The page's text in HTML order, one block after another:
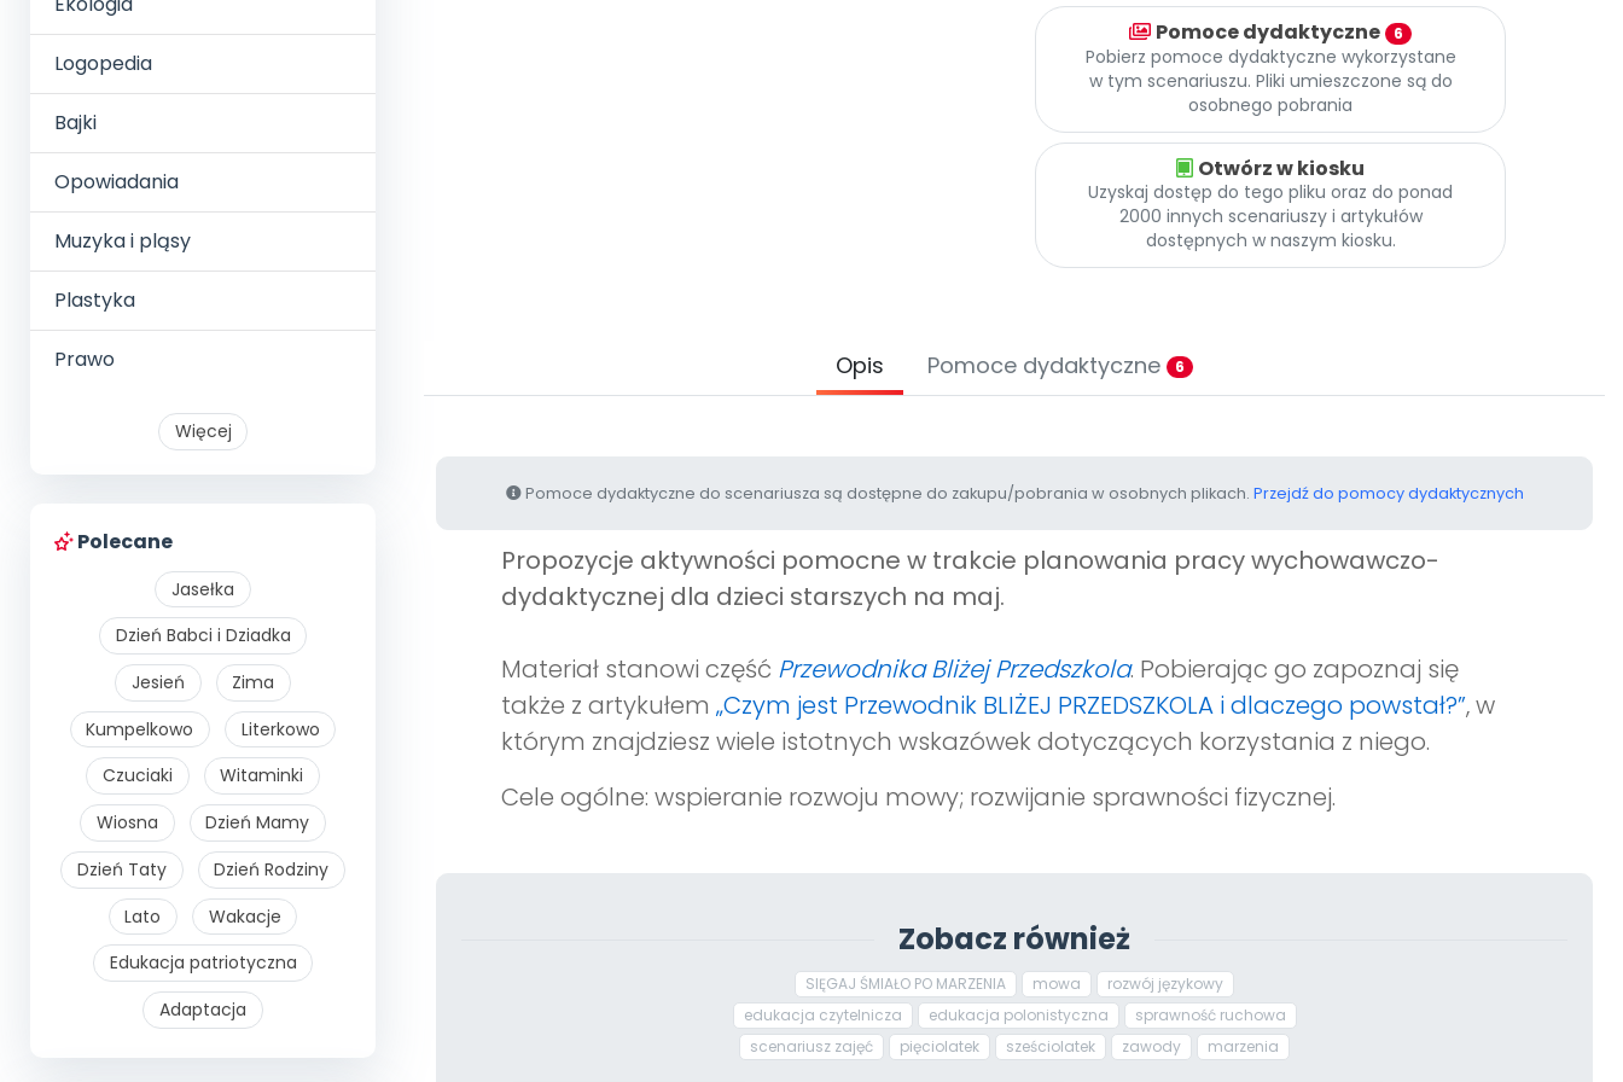
Logopedia
Bajki
Opowiadania
Muzyka i pląsy
Plastyka
Prawo
Więcej
Polecane
Jasełka
Dzień Babci i Dziadka
Jesień
Zima
Kumpelkowo
Literkowo
Czuciaki
Witaminki
Wiosna
Dzień Mamy
Dzień Taty
Dzień Rodziny
Lato
Wakacje
Edukacja patriotyczna
Adaptacja
Pomoce dydaktyczne 6
Pobierz pomoce dydaktyczne wykorzystane
w tym scenariuszu. Pliki umieszczone są do
osobnego pobrania
Otwórz w kiosku
Uzyskaj dostęp do tego pliku oraz do ponad
2000 innych scenariuszy i artykułów
dostępnych w naszym kiosku.
Opis Pomoce dydaktyczne 6
Pomoce dydaktyczne do scenariusza są dostępne do zakupu/pobrania w osobnych plikach. Przejdź do pomocy dydaktycznych
Propozycje aktywności pomocne w trakcie planowania pracy wychowawczo-
dydaktycznej dla dzieci starszych na maj.
Materiał stanowi część Przewodnika Bliżej Przedszkola. Pobierając go zapoznaj się
także z artykułem „Czym jest Przewodnik BLIŻEJ PRZEDSZKOLA i dlaczego powstał?”, w
którym znajdziesz wiele istotnych wskazówek dotyczących korzystania z niego.
Cele ogólne: wspieranie rozwoju mowy; rozwijanie sprawności fizycznej.
Zobacz również
SIĘGAJ ŚMIAŁO PO MARZENIA mowa
rozwój językowy
edukacja czytelnicza
edukacja polonistyczna
sprawność ruchowa
scenariusz zajęć
pięciolatek sześciolatek zawody marzenia